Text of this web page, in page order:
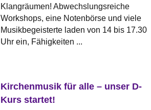
Klangräumen! Abwechslungsreiche
Workshops, eine Notenbörse und viele
Musikbegeisterte laden von 14 bis 17.30
Uhr ein, Fähigkeiten ...
Kirchenmusik für alle – unser D-
Kurs startet!